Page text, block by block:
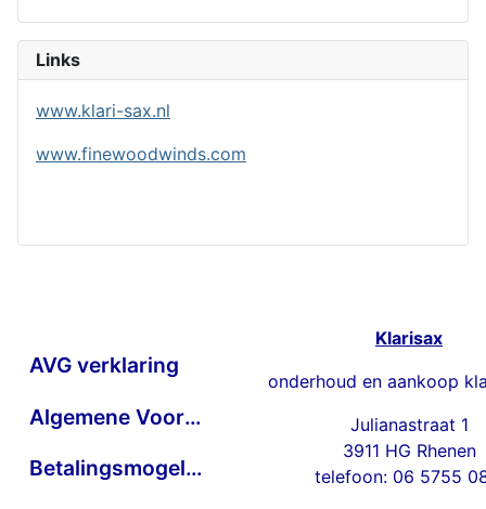
Links
www.klari-sax.nl
www.finewoodwinds.com
AVG verklaring
Algemene Voorwaarden
Betalingsmogelijkheden
Klarisax
onderhoud en aankoop
Julianastraat 1
3911 HG Rhenen
telefoon: 06 5755